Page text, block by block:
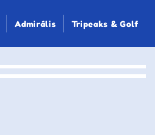
Admirális Tripeaks & Golf